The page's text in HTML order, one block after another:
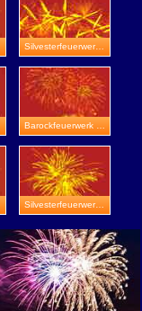
Silvesterfeuerwerk in Wasserburg Heldrungen
Barockfeuerwerk in Johenniterburg
Silvesterfeuerwerk in Apolda